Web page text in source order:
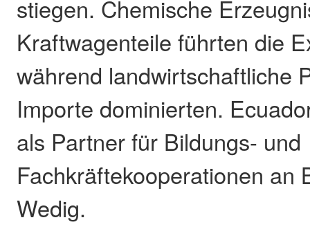
stiegen. Chemische
Kraftwagenteile führten die
während landwirtschaftliche
Importe dominierten.
als Partner für Bildungs- und
Fachkräftekooperationen an
Wedig.